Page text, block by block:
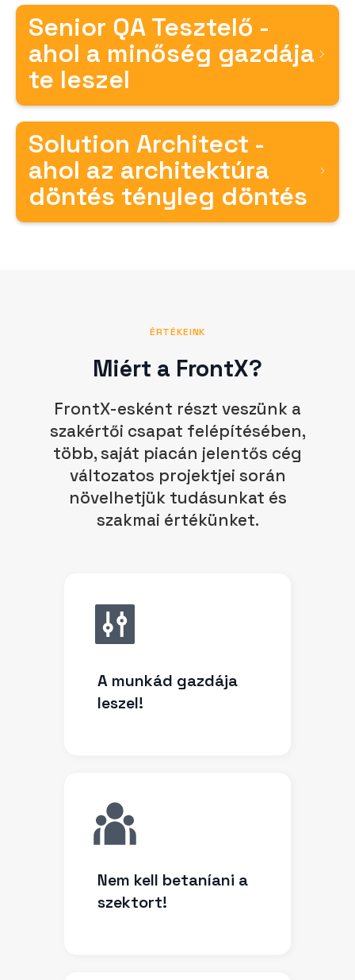
Senior QA Tesztelő -
ahol a minőség gazdája
te leszel
Solution Architect -
ahol az architektúra
döntés tényleg döntés
ÉRTÉKEINK
Miért a FrontX?
FrontX-esként részt veszünk a
szakértői csapat felépítésében,
több, saját piacán jelentős cég
változatos projektjei során
növelhetjük tudásunkat és
szakmai értékünket.
A munkád gazdája
leszel!
Nem kell betaníani a
szektort!